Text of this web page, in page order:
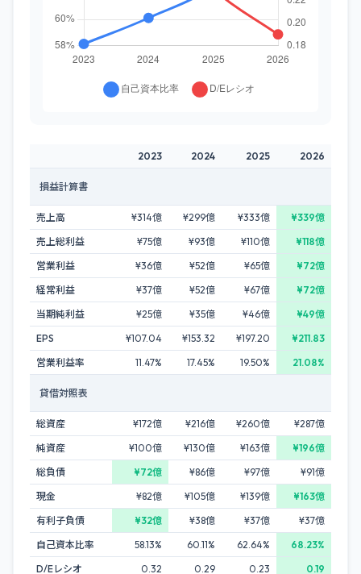
2023 2024 2025 2026
損益計算書
売上高 ¥314億 ¥299億 ¥333億
¥339億
売上総利益
¥75億 ¥93億 ¥110億
¥118億
営業利益
¥36億 ¥52億 ¥65億
¥72億
経常利益
¥37億 ¥52億 ¥67億
¥72億
当期純利益
¥25億 ¥35億 ¥46億
¥49億
EPS
¥107.04 ¥153.32 ¥197.20
¥211.83
営業利益率
11.47% 17.45% 19.50% 21.08%
貸借対照表
総資産 ¥172億 ¥216億 ¥260億
¥287億
純資産
¥100億 ¥130億 ¥163億
¥196億
総負債
¥72億 ¥86億 ¥97億
¥91億
現金
¥82億 ¥105億 ¥139億
¥163億
有利子負債
¥32億 ¥38億 ¥37億
¥37億
自己資本比率
58.13% 60.11% 62.64%
68.23%
D/Eレシオ
0.32 0.29 0.23 0.19